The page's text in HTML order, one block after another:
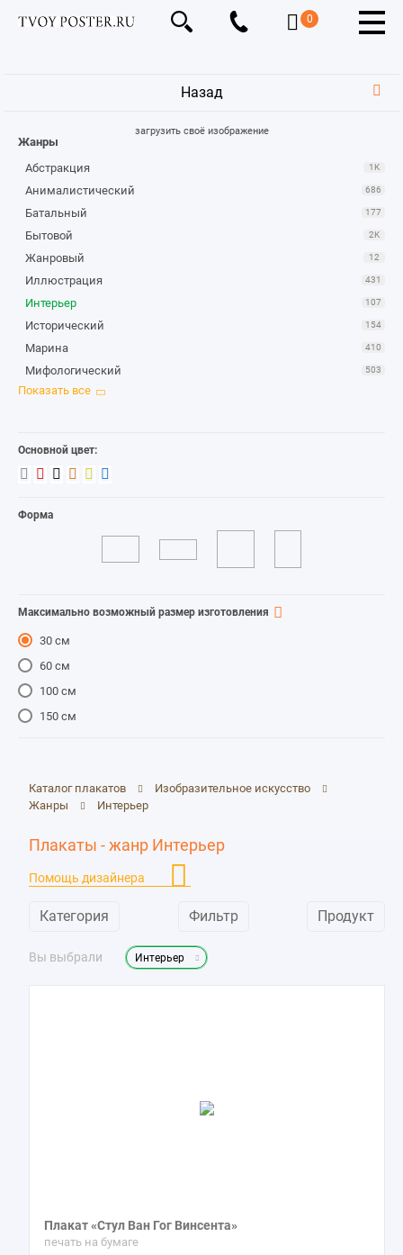
0
Назад
загрузить своё изображение
Жанры
Абстракция
1K
Анималистический 686
Батальный 177
Бытовой 2K
Жанровый 12
Иллюстрация 431
Интерьер 107
Исторический 154
Марина 410
Мифологический 503
Натюрморт
Религиозный
Основной цвет:
Форма
Максимально возможный размер изготовления
30 см
60 см
100 см
150 см
Каталог плакатов
Изобразительное искусство
Жанры
Интерьер
Плакаты - жанр Интерьер
Помощь дизайнера
Категория Фильтр Продукт
Вы выбрали Интерьер
Плакат «Стул Ван Гог Винсента»
печать на бумаге